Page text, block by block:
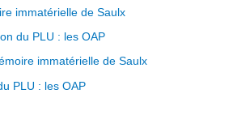
immatérielle de Saulx
du PLU : les OAP
immatérielle de Saulx
PLU : les OAP